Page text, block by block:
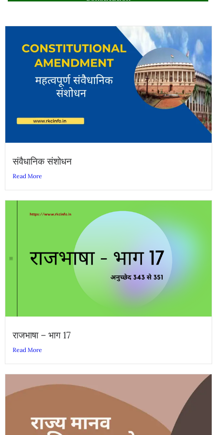
संवैधानिक संशोधन
Read More
राजभाषा – भाग 17
Read More